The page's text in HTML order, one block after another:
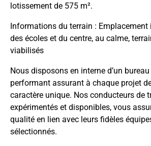
lotissement de 575 m².
Informations du terrain : Emplacement
des écoles et du centre, au calme,
viabilisés
Nous disposons en interne d’un bureau
performant assurant à chaque projet
caractère unique. Nos conducteurs de
expérimentés et disponibles, vous
qualité en lien avec leurs fidèles
sélectionnés.